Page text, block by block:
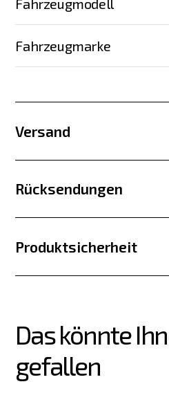
Fahrzeugmodell
Fahrzeugmarke
Versand
Rücksendungen
Produktsicherheit
Das könnte
gefallen